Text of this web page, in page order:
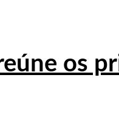
os